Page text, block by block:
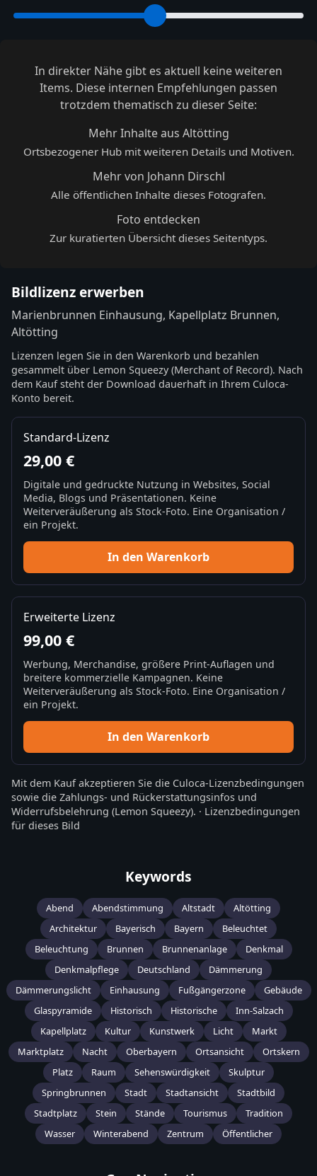
In direkter Nähe gibt es aktuell keine weiteren
Items. Diese internen Empfehlungen passen
trotzdem thematisch zu dieser Seite:
Mehr Inhalte aus Altötting
Ortsbezogener Hub mit weiteren Details und Motiven.
Mehr von Johann Dirschl
Alle öffentlichen Inhalte dieses Fotografen.
Foto entdecken
Zur kuratierten Übersicht dieses Seitentyps.
Bildlizenz erwerben
Marienbrunnen Einhausung, Kapellplatz Brunnen,
Altötting
Lizenzen legen Sie in den Warenkorb und bezahlen
gesammelt über Lemon Squeezy (Merchant of Record). Nach
dem Kauf steht der Download dauerhaft in Ihrem Culoca-
Konto bereit.
Standard-Lizenz
29,00 €
Digitale und gedruckte Nutzung in Websites, Social
Media, Blogs und Präsentationen. Keine
Weiterveräußerung als Stock-Foto. Eine Organisation /
ein Projekt.
In den Warenkorb
Erweiterte Lizenz
99,00 €
Werbung, Merchandise, größere Print-Auflagen und
breitere kommerzielle Kampagnen. Keine
Weiterveräußerung als Stock-Foto. Eine Organisation /
ein Projekt.
In den Warenkorb
Mit dem Kauf akzeptieren Sie die Culoca-Lizenzbedingungen
sowie die Zahlungs- und Rückerstattungsinfos und
Widerrufsbelehrung (Lemon Squeezy). · Lizenzbedingungen
für dieses Bild
Keywords
Abend Abendstimmung Altstadt
Altötting
Architektur
Bayerisch Bayern
Beleuchtet
Beleuchtung
Brunnen Brunnenanlage
Denkmal
Denkmalpflege
Deutschland
Dämmerung
Dämmerungslicht
Einhausung Fußgängerzone
Gebäude
Glaspyramide
Historisch Historische
Inn-Salzach
Kapellplatz
Kultur Kunstwerk Licht
Markt
Marktplatz
Nacht Oberbayern Ortsansicht
Ortskern
Platz
Raum Sehenswürdigkeit
Skulptur
Springbrunnen
Stadt Stadtansicht
Stadtbild
Stadtplatz
Stein Stände Tourismus
Tradition
Wasser
Winterabend Zentrum Öffentlicher